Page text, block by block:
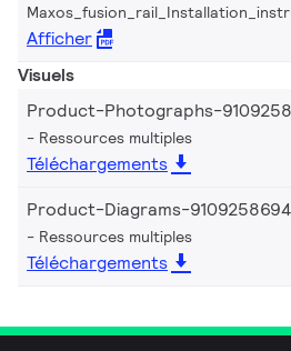
Afficher
Visuels
Product-Photographs-
Ressources multiples
Téléchargements
Product-Diagrams-
Ressources multiples
Téléchargements